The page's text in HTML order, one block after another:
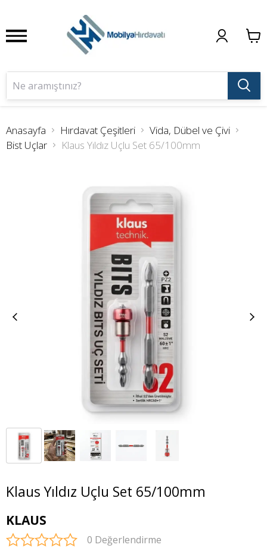
Anasayfa Hırdavat Çeşitleri
Vida, Dübel ve Çivi
Bist Uçlar
Klaus Yıldız Uçlu Set 65/100mm
Klaus Yıldız Uçlu Set 65/100mm
KLAUS
0 Değerlendirme